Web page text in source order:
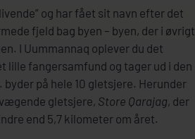
og har fået sit navn efter det
fjeld bag byen – byen, der i øvrigt
I Uummannaq oplever du det
lille fangersamfund og tager ud i den
på hele 10 gletsjere. Herunder
gletsjere, Store Qarajag, der
end 5,7 kilometer om året.